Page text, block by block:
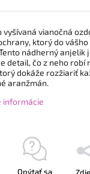
vyšívaná vianočná
ktorý do
nádherný anjelik
detail, čo z neho robí
dokáže rozžiariť
aranžmán.
informácie
Opýtať sa